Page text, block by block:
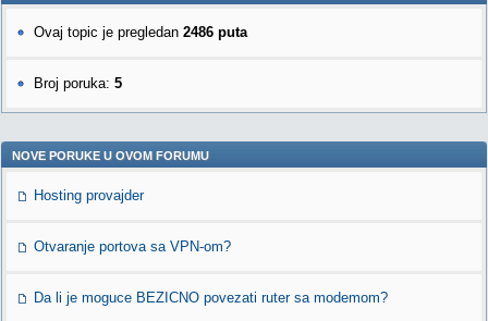
Ovaj topic je pregledan 2486 puta
Broj poruka: 5
NOVE PORUKE U OVOM FORUMU
Hosting provajder
Otvaranje portova sa VPN-om?
Da li je moguce BEZICNO povezati ruter sa modemom?